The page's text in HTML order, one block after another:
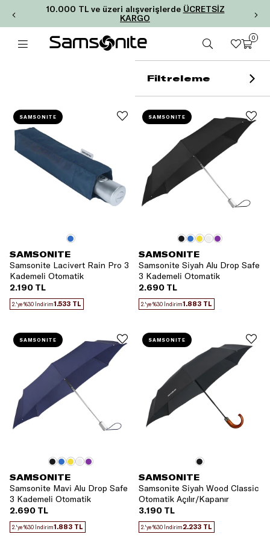
10.000 TL ve üzeri alışverişlerde ÜCRETSİZ
KARGO
0
Filtreleme
SAMSONITE
Samsonite Lacivert Rain Pro 3
Kademeli Otomatik
Açılır/Kapanır Şemsiye
2.190 TL
2.'ye %30 İndirim1.533 TL
SAMSONITE
SAMSONITE
Samsonite Siyah Alu Drop Safe
3 Kademeli Otomatik
Açılır/Kapanır Şemsiye
2.690 TL
2.'ye %30 İndirim1.883 TL
SAMSONITE
SAMSONITE
Samsonite Mavi Alu Drop Safe
3 Kademeli Otomatik
Açılır/Kapanır Şemsiye
2.690 TL
2.'ye %30 İndirim1.883 TL
SAMSONITE
SAMSONITE
Samsonite Siyah Wood Classic
Otomatik Açılır/Kapanır
Şemsiye
3.190 TL
2.'ye %30 İndirim2.233 TL
SAMSONITE